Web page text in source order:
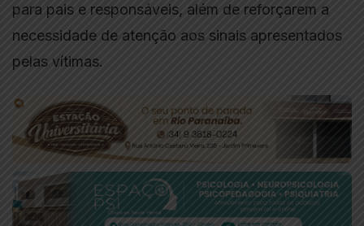
para pais e responsáveis, além de reforçarem a
necessidade de atenção aos sinais apresentados
pelas vítimas.